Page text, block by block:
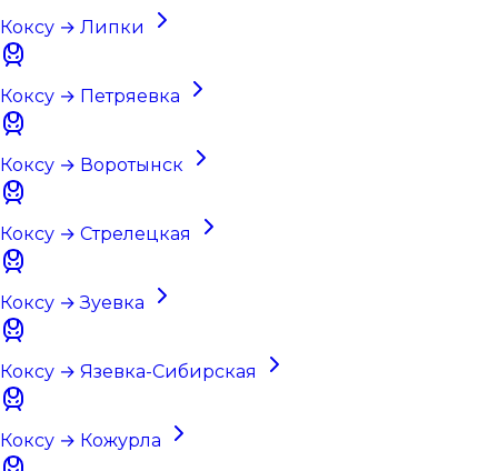
Коксу → Липки
Коксу → Петряевка
Коксу → Воротынск
Коксу → Стрелецкая
Коксу → Зуевка
Коксу → Язевка-Сибирская
Коксу → Кожурла